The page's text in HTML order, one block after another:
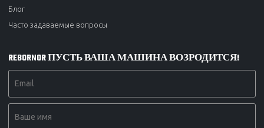
Блог
Часто задаваемые вопросы
REBORNOR ПУСТЬ ВАША МАШИНА ВОЗРОДИТСЯ!